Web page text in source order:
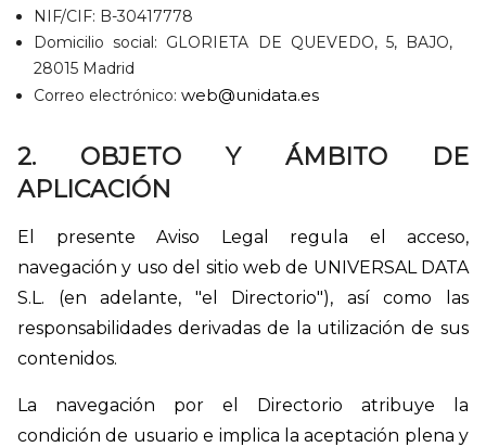
NIF/CIF: B-30417778
Domicilio social: GLORIETA DE QUEVEDO, 5, BAJO,
28015 Madrid
Correo electrónico: web@unidata.es
2. OBJETO Y ÁMBITO DE
APLICACIÓN
El presente Aviso Legal regula el acceso,
navegación y uso del sitio web de UNIVERSAL DATA
S.L. (en adelante, "el Directorio"), así como las
responsabilidades derivadas de la utilización de sus
contenidos.
La navegación por el Directorio atribuye la
condición de usuario e implica la aceptación plena y